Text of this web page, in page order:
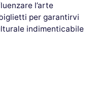
l’arte
per garantirvi
indimenticabile